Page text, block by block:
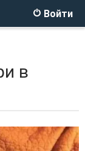
Войти
в